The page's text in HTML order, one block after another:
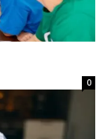
0